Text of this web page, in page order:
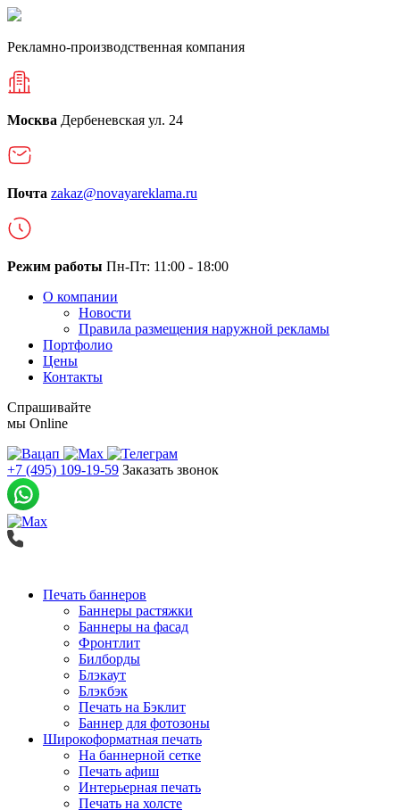
Рекламно-производственная компания
Москва Дербеневская ул. 24
Почта zakaz@novayareklama.ru
Режим работы Пн-Пт: 11:00 - 18:00
О компании
Новости
Правила размещения наружной рекламы
Портфолио
Цены
Контакты
Спрашивайте
мы Online
+7 (495) 109-19-59 Заказать звонок
Печать баннеров
Баннеры растяжки
Баннеры на фасад
Фронтлит
Билборды
Блэкаут
Блэкбэк
Печать на Бэклит
Баннер для фотозоны
Широкоформатная печать
На баннерной сетке
Печать афиш
Интерьерная печать
Печать на холсте